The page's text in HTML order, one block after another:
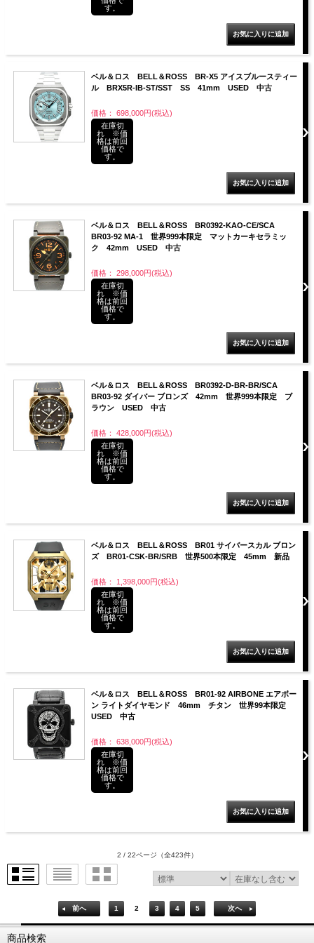
す。
ベル＆ロス BELL＆ROSS BR-X5 アイスブルースティー
ル BRX5R-IB-ST/SST SS 41mm USED 中古
価格： 698,000円(税込)
在庫切
れ ※価
格は前回
価格で
す。
ベル＆ロス BELL＆ROSS BR0392-KAO-CE/SCA
BR03-92 MA-1 世界999本限定 マットカーキセラミッ
ク 42mm USED 中古
価格： 298,000円(税込)
在庫切
れ ※価
格は前回
価格で
す。
ベル＆ロス BELL＆ROSS BR0392-D-BR-BR/SCA
BR03-92 ダイバー ブロンズ 42mm 世界999本限定 ブ
ラウン USED 中古
価格： 428,000円(税込)
在庫切
れ ※価
格は前回
価格で
す。
ベル＆ロス BELL＆ROSS BR01 サイバースカル ブロン
ズ BR01-CSK-BR/SRB 世界500本限定 45mm 新品
価格： 1,398,000円(税込)
在庫切
れ ※価
格は前回
価格で
す。
ベル＆ロス BELL＆ROSS BR01-92 AIRBONE エアボー
ン ライトダイヤモンド 46mm チタン 世界99本限定
USED 中古
価格： 638,000円(税込)
在庫切
れ ※価
格は前回
価格で
す。
2 / 22ページ （全423件）
前へ 1 2 3 4 5 次へ
商品検索